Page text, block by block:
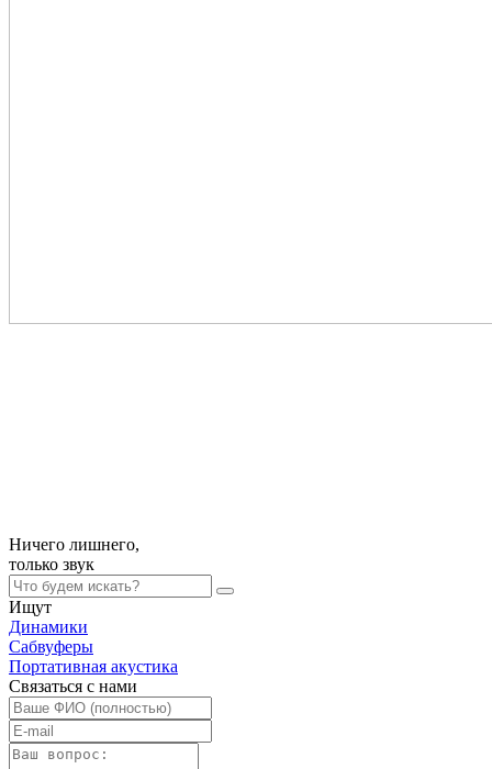
Ничего лишнего,
только звук
Ищут
Динамики
Сабвуферы
Портативная акустика
Связаться с нами